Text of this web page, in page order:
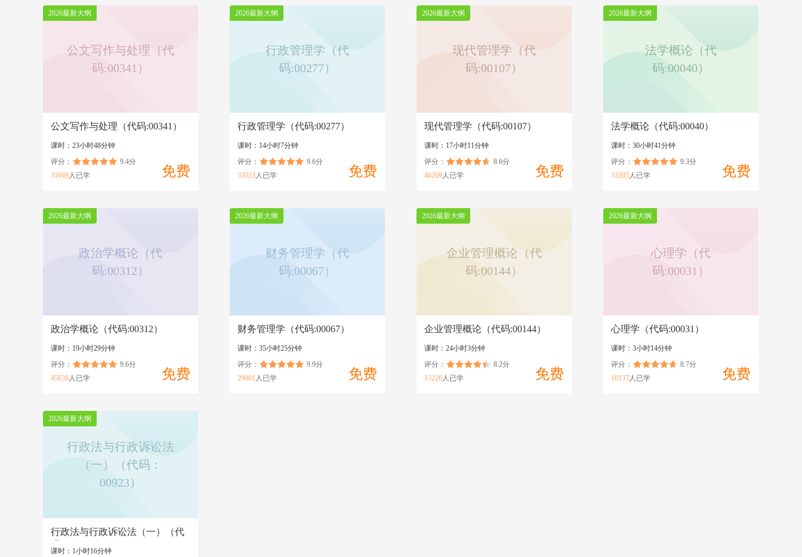
2026最新大纲
公文写作与处理（代
码:00341）
公文写作与处理（代码:00341）
课时：23小时48分钟
免费
评分：
9.4分
31049人已学
2026最新大纲
行政管理学（代
码:00277）
行政管理学（代码:00277）
课时：14小时7分钟
免费
评分：
9.6分
33523人已学
2026最新大纲
现代管理学（代
码:00107）
现代管理学（代码:00107）
课时：17小时11分钟
免费
评分：
8.6分
46269人已学
2026最新大纲
法学概论（代
码:00040）
法学概论（代码:00040）
课时：30小时41分钟
免费
评分：
9.3分
33205人已学
2026最新大纲
政治学概论（代
码:00312）
政治学概论（代码:00312）
课时：19小时29分钟
免费
评分：
9.6分
45636人已学
2026最新大纲
财务管理学（代
码:00067）
财务管理学（代码:00067）
课时：35小时25分钟
免费
评分：
9.9分
29001 人已学
2026最新大纲
企业管理概论（代
码:00144）
企业管理概论（代码:00144）
课时：24小时3分钟
免费
评分：
8.2分
15226人已学
2026最新大纲
心理学（代
码:00031）
心理学（代码:00031）
课时：3小时14分钟
免费
评分：
8.7分
10137人已学
2026最新大纲
行政法与行政诉讼法
（一）（代码：
00923）
行政法与行政诉讼法（一）（代
课时：1小时16分钟